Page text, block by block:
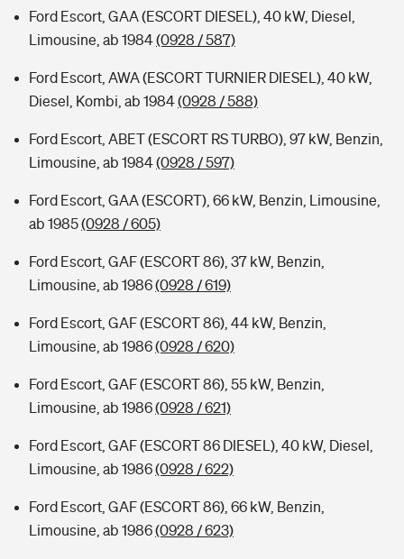
Ford Escort, GAA (ESCORT DIESEL), 40 kW, Diesel,
Limousine, ab 1984(0928 / 587)
Ford Escort, AWA (ESCORT TURNIER DIESEL), 40 kW,
Diesel, Kombi, ab 1984(0928 / 588)
Ford Escort, ABET (ESCORT RS TURBO), 97 kW, Benzin,
Limousine, ab 1984(0928 / 597)
Ford Escort, GAA (ESCORT), 66 kW, Benzin, Limousine,
ab 1985(0928 / 605)
Ford Escort, GAF (ESCORT 86), 37 kW, Benzin,
Limousine, ab 1986(0928 / 619)
Ford Escort, GAF (ESCORT 86), 44 kW, Benzin,
Limousine, ab 1986(0928 / 620)
Ford Escort, GAF (ESCORT 86), 55 kW, Benzin,
Limousine, ab 1986(0928 / 621)
Ford Escort, GAF (ESCORT 86 DIESEL), 40 kW, Diesel,
Limousine, ab 1986(0928 / 622)
Ford Escort, GAF (ESCORT 86), 66 kW, Benzin,
Limousine, ab 1986(0928 / 623)